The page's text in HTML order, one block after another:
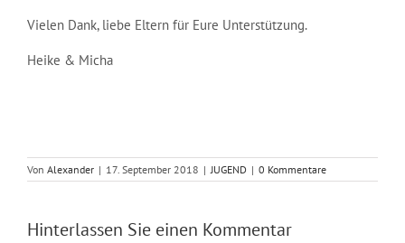
Vielen Dank, liebe Eltern für Eure Unterstützung.
Heike & Micha
Von Alexander | 17. September 2018 | JUGEND | 0 Kommentare
Hinterlassen Sie einen Kommentar